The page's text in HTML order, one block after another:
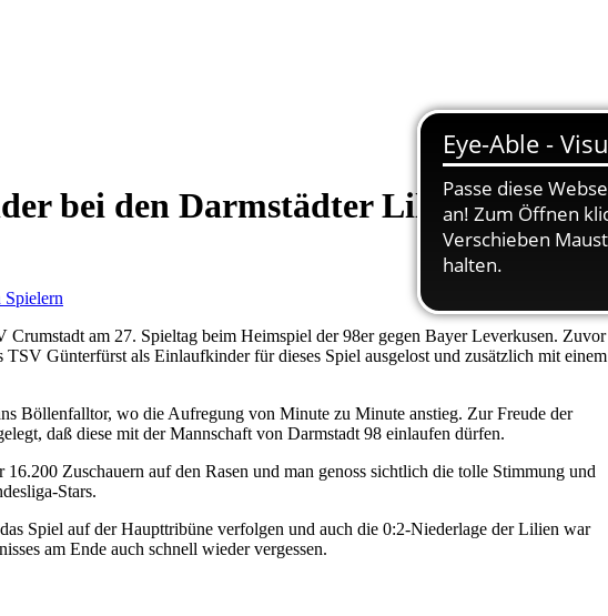
bei den Darmstädter Lilien
am 27. Spieltag beim Heimspiel der 98er gegen Bayer Leverkusen. Zuvor
TSV Günterfürst als Einlaufkinder für dieses Spiel ausgelost und zusätzlich mit einem
Böllenfalltor, wo die Aufregung von Minute zu Minute anstieg. Zur Freude der
daß diese mit der Mannschaft von Darmstadt 98 einlaufen dürfen.
Zuschauern auf den Rasen und man genoss sichtlich die tolle Stimmung und
Stars.
Spiel auf der Haupttribüne verfolgen und auch die 0:2-Niederlage der Lilien war
am Ende auch schnell wieder vergessen.